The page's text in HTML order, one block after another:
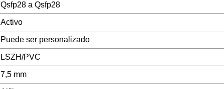
Qsfp28 a Qsfp28
Activo
Puede ser personalizado
LSZH/PVC
7,5 mm